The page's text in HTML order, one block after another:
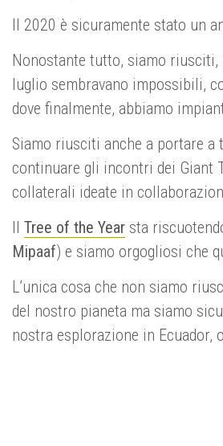
Il 2020 è sicuramente stato un
Nonostante tutto, siamo
luglio sembravano impossibili,
dove finalmente, abbiamo
Siamo riusciti anche a portare
continuare gli incontri dei Giant
collaterali ideate in
Il Tree of the Year sta
Mipaaf) e siamo orgogliosi che
L’unica cosa che non siamo
del nostro pianeta ma siamo
nostra esplorazione in